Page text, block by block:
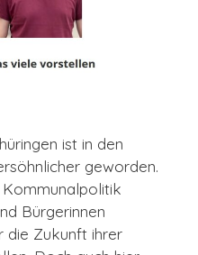
ist in den
geworden.
Kommunalpolitik
Bürgerinnen
die Zukunft ihrer